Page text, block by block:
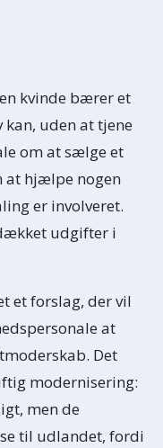
kvinde bærer et
uden at tjene
om at sælge et
at hjælpe nogen
er involveret.
udgifter i
et forslag, der vil
at
Det
modernisering:
men de
til udlandet, fordi